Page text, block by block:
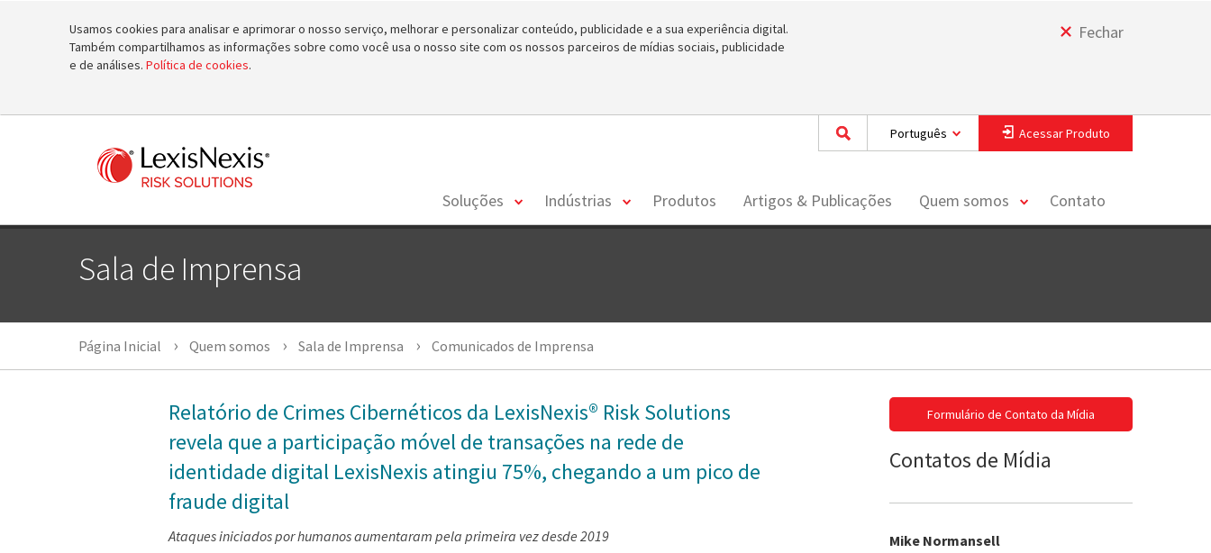
Usamos cookies para analisar e aprimorar o nosso serviço, melhorar e personalizar conteúdo, publicidade e a sua experiência digital.
Também compartilhamos as informações sobre como você usa o nosso site com os nossos parceiros de mídias sociais, publicidade
e de análises. Política de cookies.
Fechar
Português Acessar Produto
Soluções
toggleIndústrias
toggleProdutos Artigos & Publicações Quem somos
toggleContato
Sala de Imprensa
Página Inicial Quem somos Sala de Imprensa Comunicados de Imprensa
Relatório de Crimes Cibernéticos da LexisNexis® Risk Solutions
revela que a participação móvel de transações na rede de
identidade digital LexisNexis atingiu 75%, chegando a um pico de
fraude digital
Ataques iniciados por humanos aumentaram pela primeira vez desde 2019
Formulário de Contato da Mídia
Contatos de Mídia
Mike Normansell